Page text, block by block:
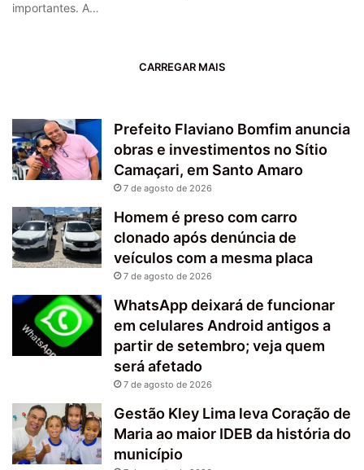
importantes. A…
CARREGAR MAIS
Prefeito Flaviano Bomfim anuncia
obras e investimentos no Sítio
Camaçari, em Santo Amaro
7 de agosto de 2026
Homem é preso com carro
clonado após denúncia de
veículos com a mesma placa
7 de agosto de 2026
WhatsApp deixará de funcionar
em celulares Android antigos a
partir de setembro; veja quem
será afetado
7 de agosto de 2026
Gestão Kley Lima leva Coração de
Maria ao maior IDEB da história do
município